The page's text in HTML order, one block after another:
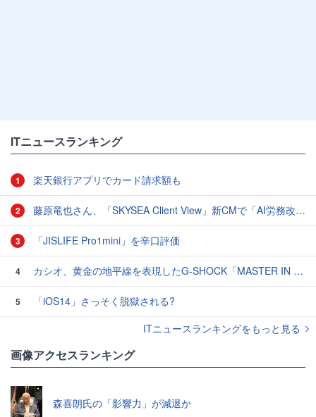
ITニュースランキング
1 楽天銀行アプリでカード請求額も
2 藤原竜也さん、「SKYSEA Client View」新CMで「AI労務改善」をアピール 働き方をAIが分析したら「すぐに休んで」と言われる？
3 「JISLIFE Pro1mini」を辛口評価
4 カシオ、黄金の地平線を表現したG-SHOCK「MASTER IN HORIZON GOLD」3モデル
5
「iOS14」さっそく脱獄される?
ITニュースランキングをもっと見る
画像アクセスランキング
森喜朗氏の「影響力」が減退か